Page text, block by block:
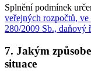
Splnění podmínek
veřejných rozpočtů,
280/2009 Sb., daňový
7. Jakým
situace